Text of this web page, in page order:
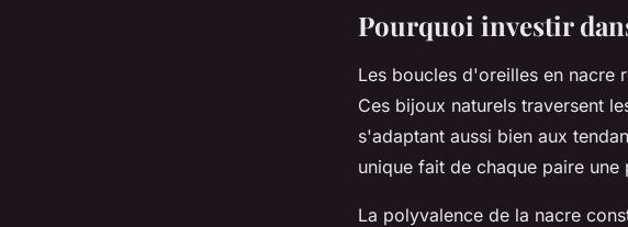
Pourquoi investir
Les boucles d'oreilles en nacre
Ces bijoux naturels traversent
s'adaptant aussi bien aux
unique fait de chaque paire
La polyvalence de la nacre